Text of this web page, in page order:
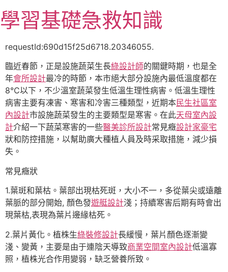
至
主
容
學習基礎急救知識
requestId:690d15f25d6718.20346055.
臨近春節，正是設施蔬菜生長綠設計師的關鍵時期，也是全
年會所設計最冷的時節，本市絕大部分設施內最低溫度都在
8℃以下，不少溫室蔬菜發生低溫生理性病害。低溫生理性
病害主要有凍害、寒害和冷害三種類型，近期本民生社區室
內設計市設施蔬菜發生的主要類型是寒害。在此天母室內設
計介紹一下蔬菜寒害的一些醫美診所設計常見癥設計家豪宅
狀和防控措施，以幫助廣大種植人員及時采取措施，減少損
失。
常見癥狀
1.葉斑和葉枯。葉部出現枯死斑，大小不一，多從葉尖或遠離
葉脈的部分開始, 顏色發遊艇設計淺；持續寒害后期有時會出
現葉枯,表現為葉片邊緣枯死。
2.葉片黃化。植株生綠裝修設計長緩慢，葉片顏色逐漸變
淺、變黃，主要是由于連陰天導致商業空間室內設計低溫寡
照，植株光合作用變弱，缺乏營養所致。